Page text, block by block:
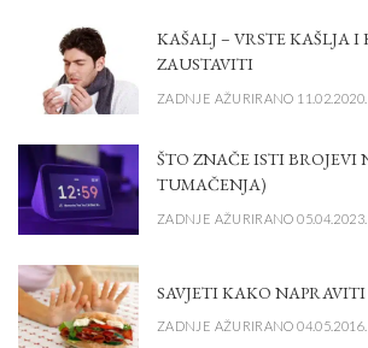
KAŠALJ – VRSTE KAŠLJA
ZAUSTAVITI
ZADNJE AŽURIRANO 11.02.2020.
ŠTO ZNAČE ISTI BROJEVI
TUMAČENJA)
ZADNJE AŽURIRANO 05.04.2023.
SAVJETI KAKO
ZADNJE AŽURIRANO 04.05.2016.